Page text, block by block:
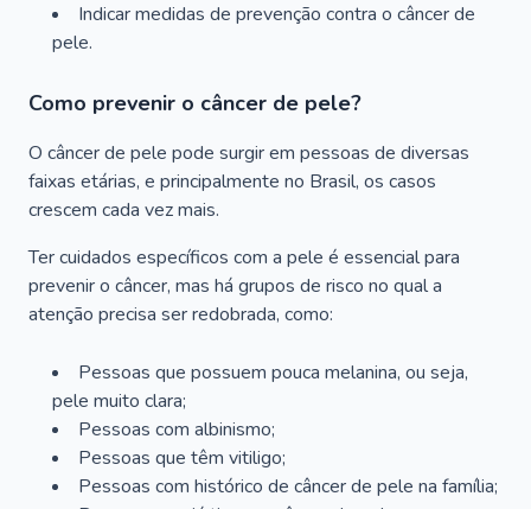
Indicar medidas de prevenção contra o câncer de
pele.
Como prevenir o câncer de pele?
O câncer de pele pode surgir em pessoas de diversas
faixas etárias, e principalmente no Brasil, os casos
crescem cada vez mais.
Ter cuidados específicos com a pele é essencial para
prevenir o câncer, mas há grupos de risco no qual a
atenção precisa ser redobrada, como:
Pessoas que possuem pouca melanina, ou seja,
pele muito clara;
Pessoas com albinismo;
Pessoas que têm vitiligo;
Pessoas com histórico de câncer de pele na família;